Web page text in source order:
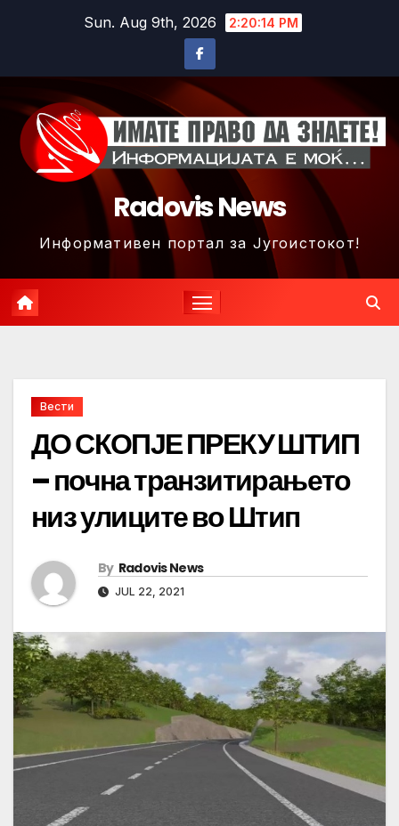
Sun. Aug 9th, 2026 2:20:16 PM
Radovis News
Информативен портал за Југоистокот!
Вести
ДО СКОПЈЕ ПРЕКУ ШТИП
– почна транзитирањето
низ улиците во Штип
By Radovis News
JUL 22, 2021